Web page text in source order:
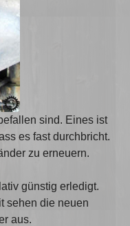
sind. Eines ist
es fast durchbricht.
zu erneuern.
günstig erledigt.
sehen die neuen
aus.